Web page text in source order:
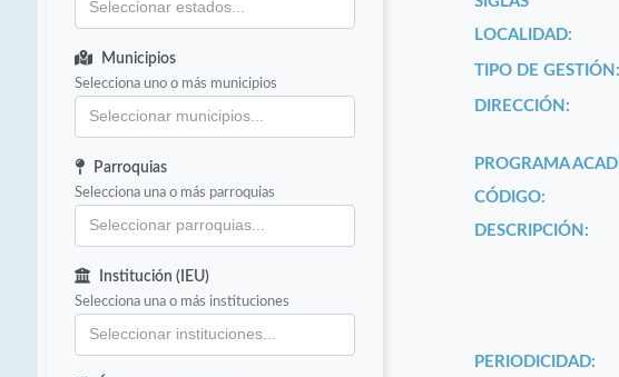
Municipios
Selecciona uno o más municipios
Parroquias
Selecciona una o más parroquias
Institución (IEU)
Selecciona una o más instituciones
LOCALIDAD:
TIPO DE GESTIÓN:
DIRECCIÓN:
PROGRAMA
CÓDIGO:
DESCRIPCIÓN:
PERIODICIDAD: